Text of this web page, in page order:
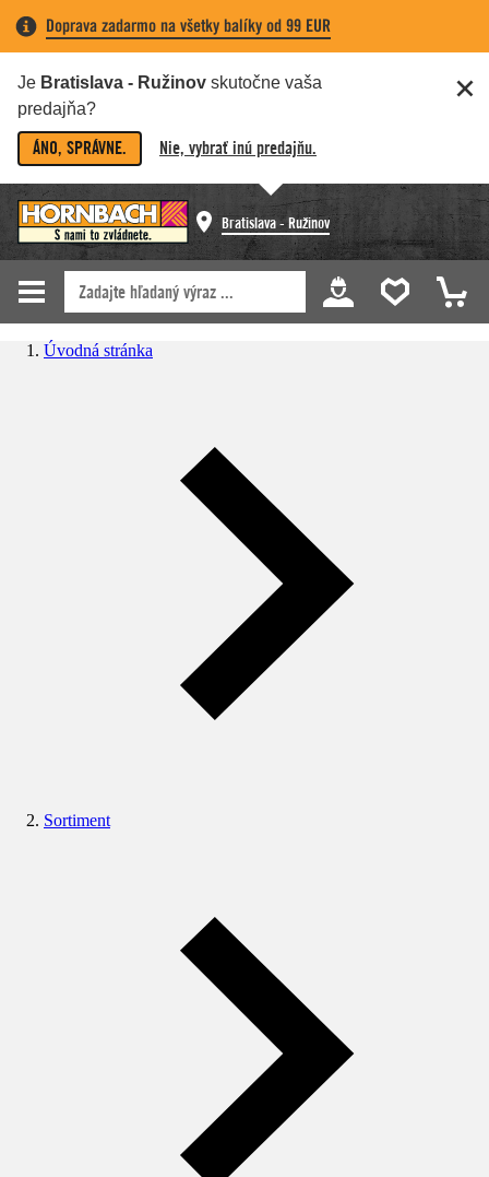
Doprava zadarmo na všetky balíky od 99 EUR
Je Bratislava - Ružinov skutočne vaša
predajňa?
ÁNO, SPRÁVNE. Nie, vybrať inú predajňu.
Bratislava - Ružinov
Úvodná stránka
Sortiment